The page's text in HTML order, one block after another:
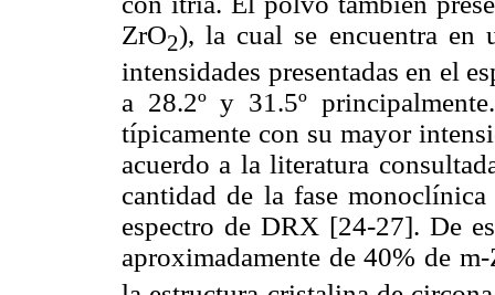
ZrO2), la cual se encuentra en
intensidades presentadas en el
a 28.2º y 31.5º
típicamente con su mayor
acuerdo a la literatura
cantidad de la fase
espectro de DRX [24-27]. De
aproximadamente de 40% de